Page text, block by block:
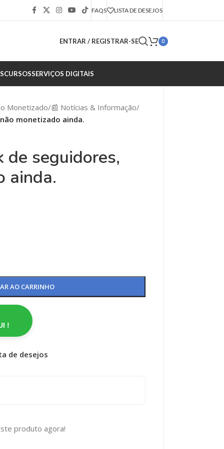
FAQS LISTA DE DESEJOS
ENTRAR / REGISTRAR-SE 0
CURSOSSERVIÇOS DIGITAIS
Monetizado/📰 Notícias & Informação/
monetizado ainda.
de seguidores,
ainda.
AO CARRINHO
!
de desejos
produto agora!